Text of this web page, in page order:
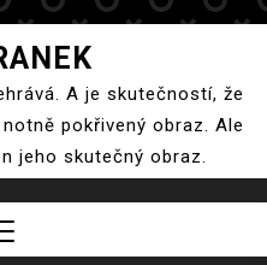
A je skutečností, že
pokřivený obraz. Ale
jeho skutečný obraz.